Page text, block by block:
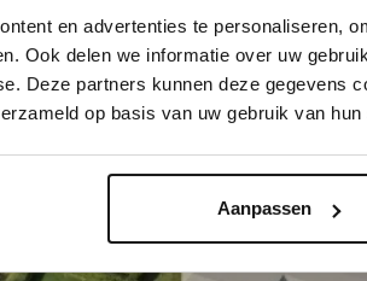
en advertenties te personaliseren,
Ook delen we informatie over uw
Deze partners kunnen deze gegevens
op basis van uw gebruik van
Aanpassen